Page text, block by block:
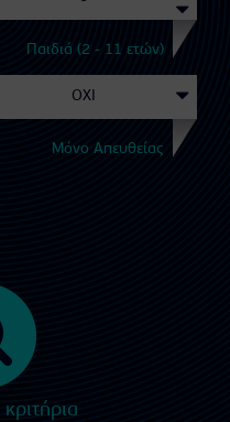
Παιδιά (2 - 11 ετών)
Μόνο Απευθείας